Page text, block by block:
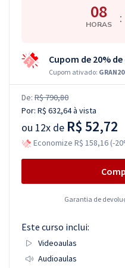
08
HORAS :
Cupom de 20%
Cupom ativado:
De: R$ 790,80
Por: R$ 632,64à vista
ou 12x de R$ 52,72
Economize R$ 158,16 (-
Garantia de
Este curso inclui:
Videoaulas
Audioaulas